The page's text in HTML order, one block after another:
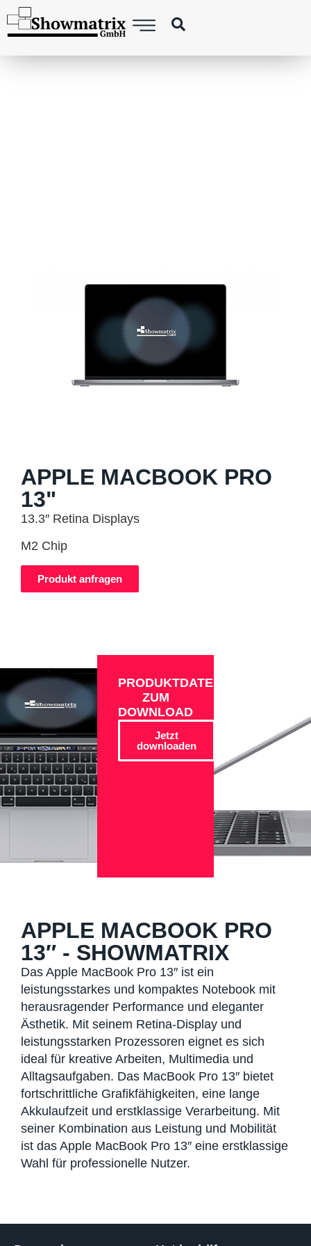
APPLE MACBOOK PRO
13"
13.3″ Retina Displays
M2 Chip
Produkt anfragen
PRODUKTDATEN
ZUM
DOWNLOAD
Jetzt
downloaden
APPLE MACBOOK PRO
13″ - SHOWMATRIX
Das Apple MacBook Pro 13″ ist ein
leistungsstarkes und kompaktes Notebook mit
herausragender Performance und eleganter
Ästhetik. Mit seinem Retina-Display und
leistungsstarken Prozessoren eignet es sich
ideal für kreative Arbeiten, Multimedia und
Alltagsaufgaben. Das MacBook Pro 13″ bietet
fortschrittliche Grafikfähigkeiten, eine lange
Akkulaufzeit und erstklassige Verarbeitung. Mit
seiner Kombination aus Leistung und Mobilität
ist das Apple MacBook Pro 13″ eine erstklassige
Wahl für professionelle Nutzer.